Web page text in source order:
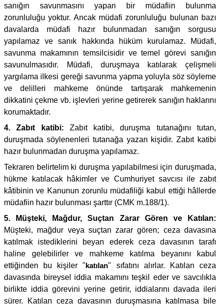
sanığın savunmasını yapan bir müdafiin bulunma
zorunluluğu yoktur. Ancak müdafi zorunluluğu bulunan bazı
davalarda müdafi hazır bulunmadan sanığın sorgusu
yapılamaz ve sanık hakkında hüküm kurulamaz. Müdafi,
savunma makamının temsilcisidir ve temel görevi sanığın
savunulmasıdır. Müdafi, duruşmaya katılarak çelişmeli
yargılama ilkesi gereği savunma yapma yoluyla söz söyleme
ve delilleri mahkeme önünde tartışarak mahkemenin
dikkatini çekme vb. işlevleri yerine getirerek sanığın haklarını
korumaktadır.
4. Zabıt katibi: Zabıt katibi, duruşma tutanağını tutan,
duruşmada söylenenleri tutanağa yazan kişidir. Zabıt katibi
hazır bulunmadan duruşma yapılamaz.
Tekraren belirtelim ki duruşma yapılabilmesi için duruşmada,
hükme katılacak hâkimler ve Cumhuriyet savcısı ile zabıt
kâtibinin ve Kanunun zorunlu müdafiliği kabul ettiği hâllerde
müdafiin hazır bulunması şarttır (CMK m.188/1).
5. Müşteki, Mağdur, Suçtan Zarar Gören ve Katılan:
Müşteki, mağdur veya suçtan zarar gören; ceza davasına
katılmak istediklerini beyan ederek ceza davasının tarafı
haline gelebilirler ve mahkeme katılma beyanını kabul
ettiğinden bu kişiler "katılan" sıfatını alırlar. Katılan ceza
davasında bireysel iddia makamını teşkil eder ve savcılıkla
birlikte iddia görevini yerine getirir, iddialarını davada ileri
sürer. Katılan ceza davasının duruşmasına katılmasa bile